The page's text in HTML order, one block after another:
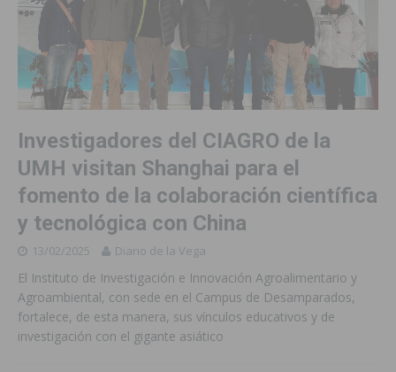
Investigadores del CIAGRO de la
UMH visitan Shanghai para el
fomento de la colaboración científica
y tecnológica con China
13/02/2025 Diario de la Vega
El Instituto de Investigación e Innovación Agroalimentario y
Agroambiental, con sede en el Campus de Desamparados,
fortalece, de esta manera, sus vínculos educativos y de
investigación con el gigante asiático